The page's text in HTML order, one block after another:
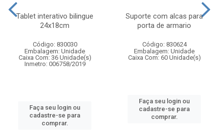
Tablet interativo bilingue
24x18cm
Código: 830030
Embalagem: Unidade
Caixa Com: 36 Unidade(s)
Inmetro: 006758/2019
Faça seu login ou
cadastre-se para
comprar.
Suporte com alcas para
porta de armario
Código: 830624
Embalagem: Unidade
Caixa Com: 60 Unidade(s)
Faça seu login ou
cadastre-se para
comprar.